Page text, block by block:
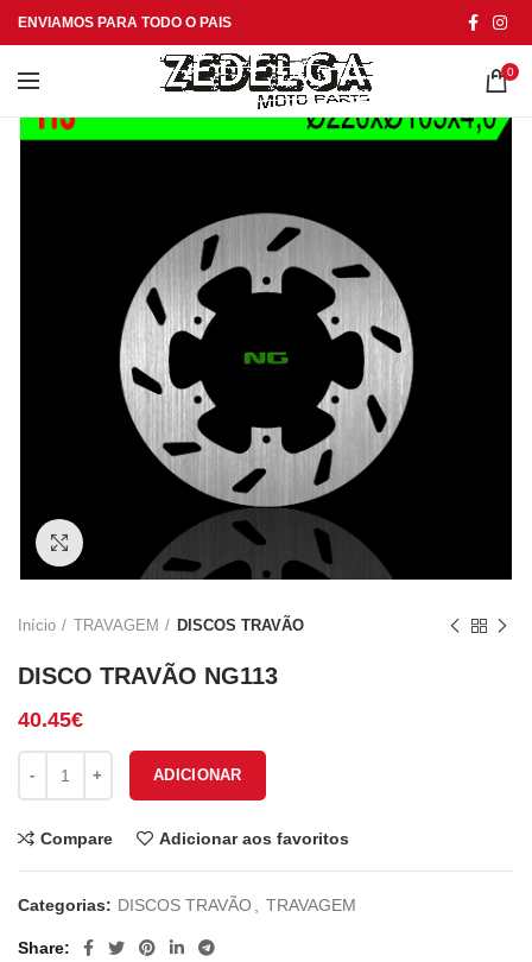
ENVIAMOS PARA TODO O PAIS
0
Click to enlarge
Início TRAVAGEM DISCOS TRAVÃO
DISCO TRAVÃO NG113
40.45€
ADICIONAR
Compare Adicionar aos favoritos
Categorias: DISCOS TRAVÃO TRAVAGEM
Share